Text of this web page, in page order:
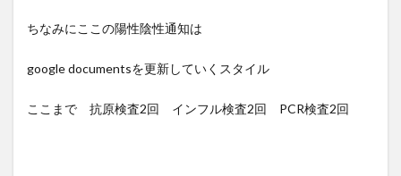
ちなみにここの陽性陰性通知は
google documentsを更新していくスタイル
ここまで 抗原検査2回 インフル検査2回 PCR検査2回